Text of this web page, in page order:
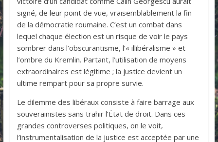
signé, de leur point de vue, vraisemblablement la fin
de la démocratie roumaine. C’est un combat dans
lequel chaque élection est un risque de voir le pays
sombrer dans l’obscurantisme, l’« illibéralisme » et
l’ombre du Kremlin. Partant, l’utilisation de moyens
extraordinaires est légitime ; la justice devient un
ultime rempart pour sa propre survie.
Le dilemme des libéraux consiste à faire barrage aux
souverainistes sans trahir l’État de droit. Dans ces
grandes controverses politiques, on le voit,
l’instrumentalisation de la justice est acceptée par une